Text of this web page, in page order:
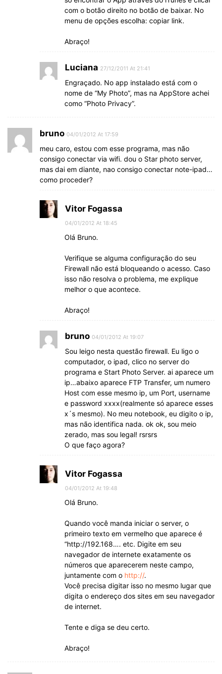
com o botão direito no botão de baixar. No
menu de opções escolha: copiar link.
Abraço!
Luciana 27/12/2011 At 21:41
Engraçado. No app instalado está com o
nome de “My Photo”, mas na AppStore achei
como “Photo Privacy”.
bruno 04/01/2012 At 17:59
meu caro, estou com esse programa, mas não
consigo conectar via wifi. dou o Star photo server,
mas dai em diante, nao consigo conectar note-ipad…
como proceder?
Vitor Fogassa
04/01/2012 At 18:45
Olá Bruno.
Verifique se alguma configuração do seu
Firewall não está bloqueando o acesso. Caso
isso não resolva o problema, me explique
melhor o que acontece.
Abraço!
bruno 04/01/2012 At 19:07
Sou leigo nesta questão firewall. Eu ligo o
computador, o ipad, clico no server do
programa e Start Photo Server. ai aparece um
ip…abaixo aparece FTP Transfer, um numero
Host com esse mesmo ip, um Port, username
e password xxxx(realmente só aparece esses
x´s mesmo). No meu notebook, eu digito o ip,
mas não identifica nada. ok ok, sou meio
zerado, mas sou legal! rsrsrs
O que faço agora?
Vitor Fogassa
04/01/2012 At 19:48
Olá Bruno.
Quando você manda iniciar o server, o
primeiro texto em vermelho que aparece é
“http://192.168…. etc. Digite em seu
navegador de internete exatamente os
números que aparecerem neste campo,
juntamente com o http://.
Você precisa digitar isso no mesmo lugar que
digita o endereço dos sites em seu navegador
de internet.
Tente e diga se deu certo.
Abraço!